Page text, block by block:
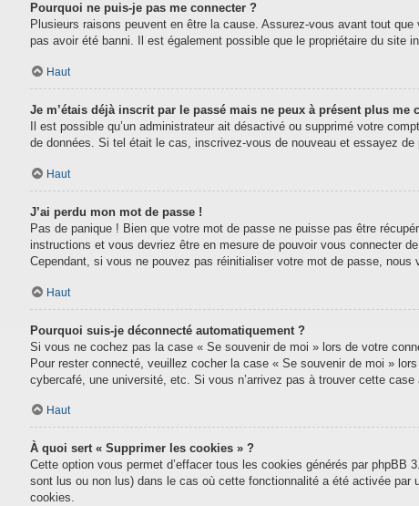
Pourquoi ne puis-je pas me connecter ?
Plusieurs raisons peuvent en être la cause. Assurez-vous avant tout
pas avoir été banni. Il est également possible que le propriétaire du site
Haut
Je m’étais déjà inscrit par le passé mais ne peux à présent plus me
Il est possible qu’un administrateur ait désactivé ou supprimé votre
de données. Si tel était le cas, inscrivez-vous de nouveau et essayez
Haut
J’ai perdu mon mot de passe !
Pas de panique ! Bien que votre mot de passe ne puisse pas être
instructions et vous devriez être en mesure de pouvoir vous connecter de
Cependant, si vous ne pouvez pas réinitialiser votre mot de passe, nous
Haut
Pourquoi suis-je déconnecté automatiquement ?
Si vous ne cochez pas la case « Se souvenir de moi » lors de votre
Pour rester connecté, veuillez cocher la case « Se souvenir de moi »
cybercafé, une université, etc. Si vous n’arrivez pas à trouver cette
Haut
À quoi sert « Supprimer les cookies » ?
Cette option vous permet d’effacer tous les cookies générés par phpBB
sont lus ou non lus) dans le cas où cette fonctionnalité a été activée
cookies.